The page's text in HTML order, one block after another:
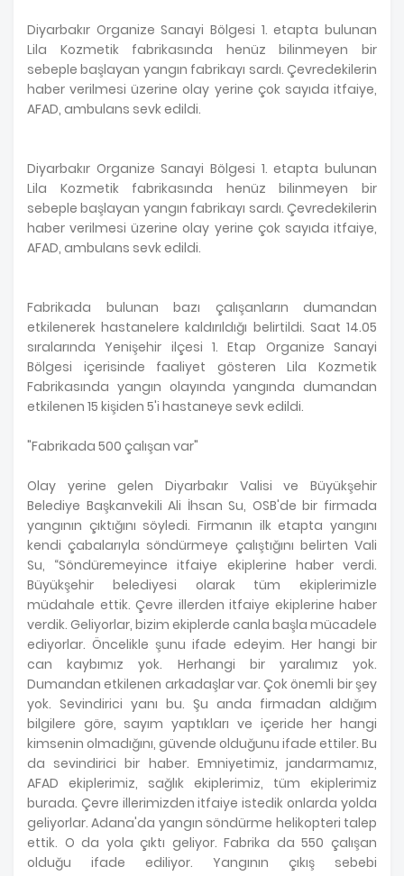
Diyarbakır Organize Sanayi Bölgesi 1. etapta bulunan
Lila Kozmetik fabrikasında henüz bilinmeyen bir
sebeple başlayan yangın fabrikayı sardı. Çevredekilerin
haber verilmesi üzerine olay yerine çok sayıda itfaiye,
AFAD, ambulans sevk edildi.
Diyarbakır Organize Sanayi Bölgesi 1. etapta bulunan
Lila Kozmetik fabrikasında henüz bilinmeyen bir
sebeple başlayan yangın fabrikayı sardı. Çevredekilerin
haber verilmesi üzerine olay yerine çok sayıda itfaiye,
AFAD, ambulans sevk edildi.
Fabrikada bulunan bazı çalışanların dumandan
etkilenerek hastanelere kaldırıldığı belirtildi. Saat 14.05
sıralarında Yenişehir ilçesi 1. Etap Organize Sanayi
Bölgesi içerisinde faaliyet gösteren Lila Kozmetik
Fabrikasında yangın olayında yangında dumandan
etkilenen 15 kişiden 5'i hastaneye sevk edildi.
"Fabrikada 500 çalışan var"
Olay yerine gelen Diyarbakır Valisi ve Büyükşehir
Belediye Başkanvekili Ali İhsan Su, OSB'de bir firmada
yangının çıktığını söyledi. Firmanın ilk etapta yangını
kendi çabalarıyla söndürmeye çalıştığını belirten Vali
Su, “Söndüremeyince itfaiye ekiplerine haber verdi.
Büyükşehir belediyesi olarak tüm ekiplerimizle
müdahale ettik. Çevre illerden itfaiye ekiplerine haber
verdik. Geliyorlar, bizim ekiplerde canla başla mücadele
ediyorlar. Öncelikle şunu ifade edeyim. Her hangi bir
can kaybımız yok. Herhangi bir yaralımız yok.
Dumandan etkilenen arkadaşlar var. Çok önemli bir şey
yok. Sevindirici yanı bu. Şu anda firmadan aldığım
bilgilere göre, sayım yaptıkları ve içeride her hangi
kimsenin olmadığını, güvende olduğunu ifade ettiler. Bu
da sevindirici bir haber. Emniyetimiz, jandarmamız,
AFAD ekiplerimiz, sağlık ekiplerimiz, tüm ekiplerimiz
burada. Çevre illerimizden itfaiye istedik onlarda yolda
geliyorlar. Adana'da yangın söndürme helikopteri talep
ettik. O da yola çıktı geliyor. Fabrika da 550 çalışan
olduğu ifade ediliyor. Yangının çıkış sebebi